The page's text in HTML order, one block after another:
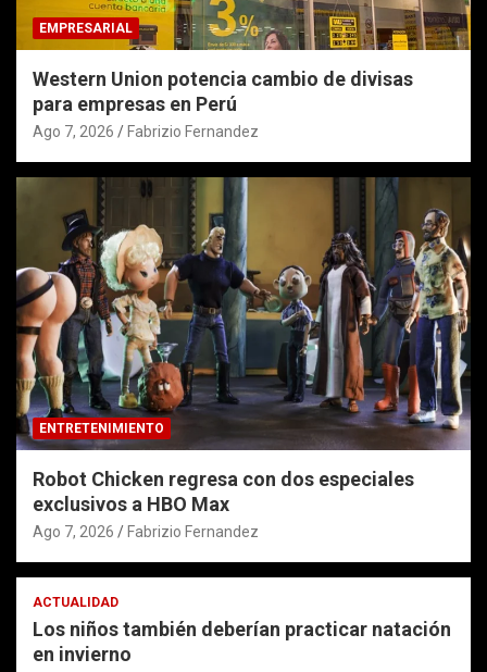
EMPRESARIAL
Western Union potencia cambio de divisas
para empresas en Perú
Ago 7, 2026 Fabrizio Fernandez
ENTRETENIMIENTO
Robot Chicken regresa con dos especiales
exclusivos a HBO Max
Ago 7, 2026 Fabrizio Fernandez
ACTUALIDAD
Los niños también deberían practicar natación
en invierno